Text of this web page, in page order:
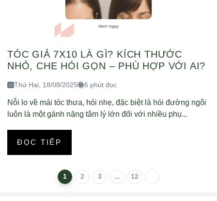
TÓC GIẢ 7X10 LÀ GÌ? KÍCH THƯỚC
NHỎ, CHE HÓI GỌN – PHÙ HỢP VỚI AI?
Thứ Hai, 18/08/2025 6 phút đọc
Nỗi lo về mái tóc thưa, hói nhẹ, đặc biệt là hói đường ngôi
luôn là một gánh nặng tâm lý lớn đối với nhiều phụ...
ĐỌC TIẾP
1 2 3 ... 12